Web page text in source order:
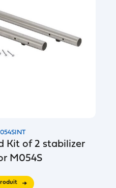
Kit of 2 stabilizer
M054S